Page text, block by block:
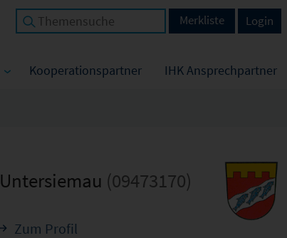
Kooperationspartner IHK Ansprechpartner
Login
Merkliste
Untersiemau (09473170)
Zum Profil